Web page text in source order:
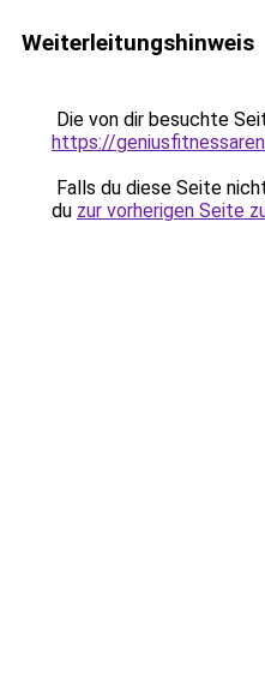
Weiterleitungshinweis
Die von dir besuchte
https://
Falls du diese Seite
du zur vorherigen Seite